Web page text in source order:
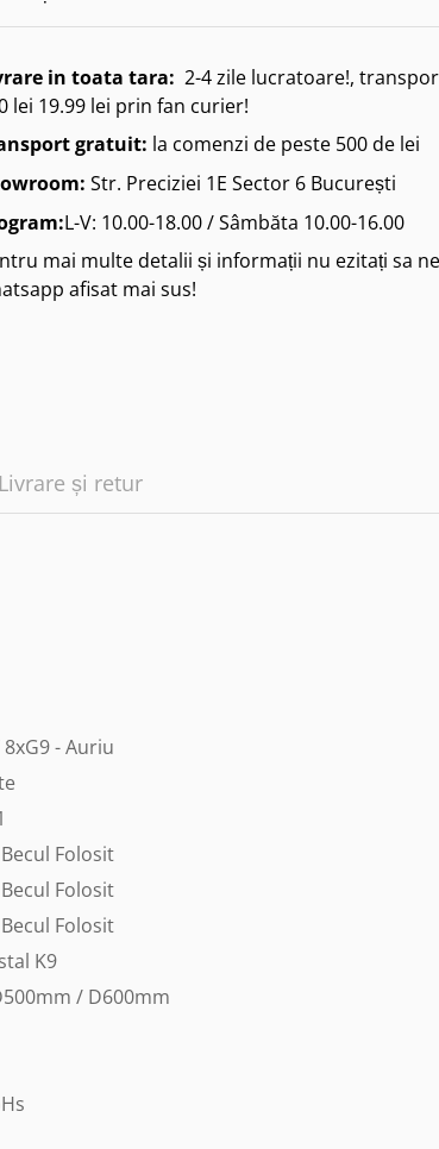
in toata tara: 2-4 zile lucratoare!,
lei 19.99 lei prin fan curier!
gratuit: la comenzi de peste 500 de lei
Str. Preciziei 1E Sector 6 București
L-V: 10.00-18.00 / Sâmbăta 10.00-16.00
mai multe detalii și informații nu ezitați sa
afisat mai sus!
Livrare și retur
- Auriu
Folosit
Folosit
Folosit
K9
/ D600mm